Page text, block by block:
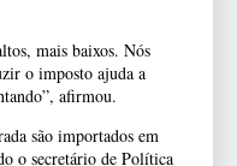
mais baixos. Nós
o imposto ajuda a
afirmou.
são importados em
o secretário de Política